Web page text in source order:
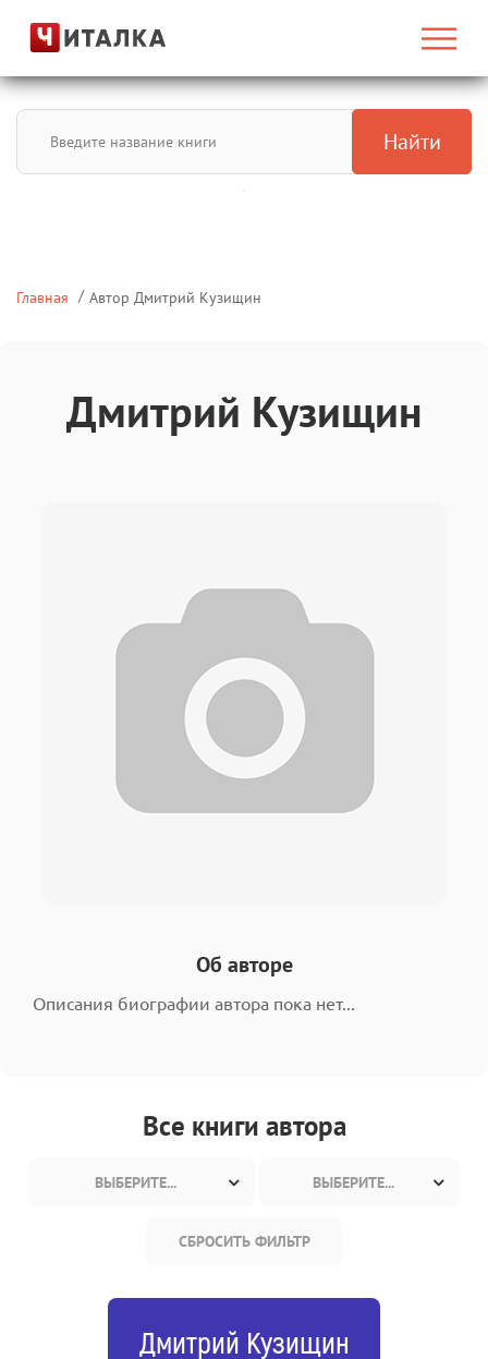
Найти
Главная Автор Дмитрий Кузищин
Дмитрий Кузищин
Об авторе
Описания биографии автора пока нет...
Все книги автора
ВЫБЕРИТЕ... ВЫБЕРИТЕ...
СБРОСИТЬ ФИЛЬТР
Дмитрий Кузищин